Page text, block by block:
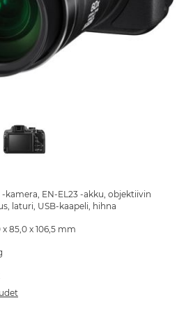
-kamera, EN-EL23 -akku, objektiivin
laturi, USB-kaapeli, hihna
x 85,0 x 106,5 mm